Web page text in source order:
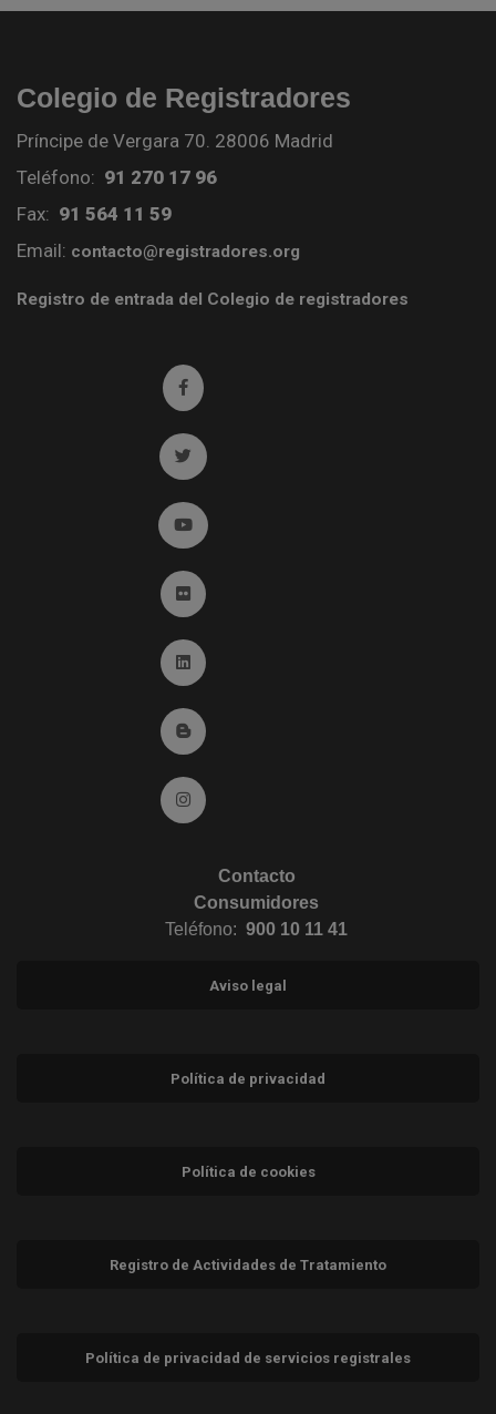
Colegio de Registradores
Príncipe de Vergara 70. 28006 Madrid
Teléfono: 91 270 17 96
Fax: 91 564 11 59
Email: contacto@registradores.org
Registro de entrada del Colegio de registradores
Ir a facebook (abre en ventana nueva)
Ir a twitter (abre en ventana nueva)
Ir a YouTube (abre en ventana nueva)
Ir a Flickr (abre en ventana nueva)
Ir a Linkedin (abre en ventana nueva)
Ir al Blog (abre en ventana nueva)
Ir a Instagram (abre en ventana nueva)
Contacto
Consumidores
Teléfono: 900 10 11 41
Aviso legal
Política de privacidad
Política de cookies
Registro de Actividades de Tratamiento
Política de privacidad de servicios registrales